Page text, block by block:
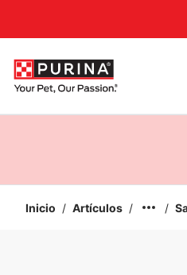
Inicio / Artículos / /